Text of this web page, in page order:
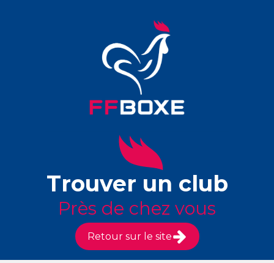
Trouver un club
Près de chez vous
Retour sur le site